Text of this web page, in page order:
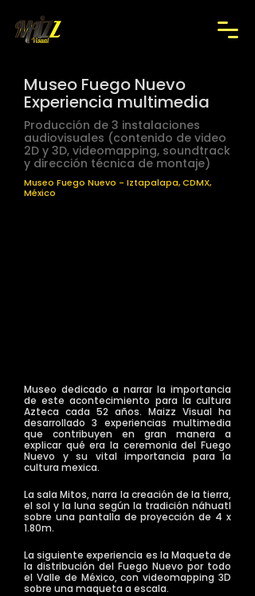
Museo Fuego Nuevo
Experiencia multimedia
Producción de 3 instalaciones
audiovisuales (contenido de video
2D y 3D, videomapping, soundtrack
y dirección técnica de montaje)
Museo Fuego Nuevo - Iztapalapa, CDMX,
México
Museo dedicado a narrar la importancia
de este acontecimiento para la cultura
Azteca cada 52 años. Maizz Visual ha
desarrollado 3 experiencias multimedia
que contribuyen en gran manera a
explicar qué era la ceremonia del Fuego
Nuevo y su vital importancia para la
cultura mexica.
La sala Mitos, narra la creación de la tierra,
el sol y la luna según la tradición náhuatl
sobre una pantalla de proyección de 4 x
1.80m.
La siguiente experiencia es la Maqueta de
la distribución del Fuego Nuevo por todo
el Valle de México, con videomapping 3D
sobre una maqueta a escala.